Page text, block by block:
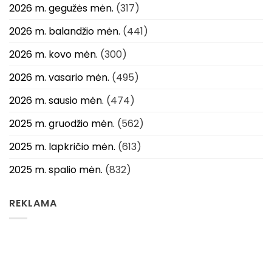
2026 m. gegužės mėn. (317)
2026 m. balandžio mėn. (441)
2026 m. kovo mėn. (300)
2026 m. vasario mėn. (495)
2026 m. sausio mėn. (474)
2025 m. gruodžio mėn. (562)
2025 m. lapkričio mėn. (613)
2025 m. spalio mėn. (832)
REKLAMA